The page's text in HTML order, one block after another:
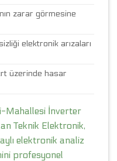
zarar görmesine
elektronik arızaları
üzerinde hasar
Mahallesi İnverter
Teknik Elektronik,
elektronik analiz
profesyonel